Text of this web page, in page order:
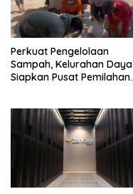
Perkuat Pengelolaan
Sampah, Kelurahan Daya
Siapkan Pusat Pemilahan